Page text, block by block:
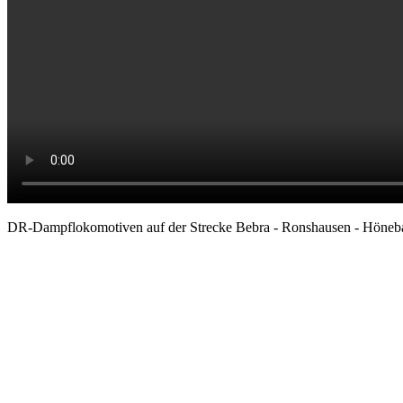
DR-Dampflokomotiven auf der Strecke Bebra - Ronshausen -